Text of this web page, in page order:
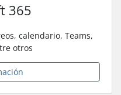
365
calendario, Teams,
otros